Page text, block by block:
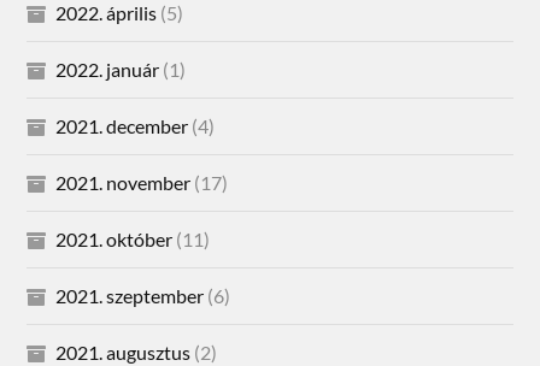
2022. április (5)
2022. január (1)
2021. december (4)
2021. november (17)
2021. október (11)
2021. szeptember (6)
2021. augusztus (2)